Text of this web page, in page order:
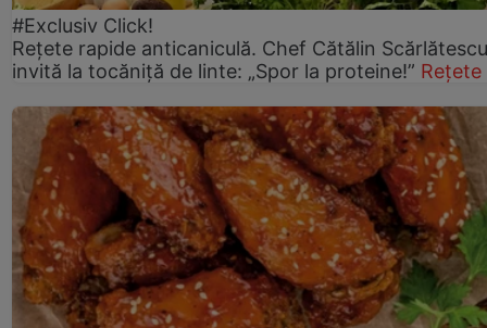
#Exclusiv Click!
Rețete rapide anticaniculă. Chef Cătălin
invită la tocăniță de linte: „Spor la proteine!” Rețete